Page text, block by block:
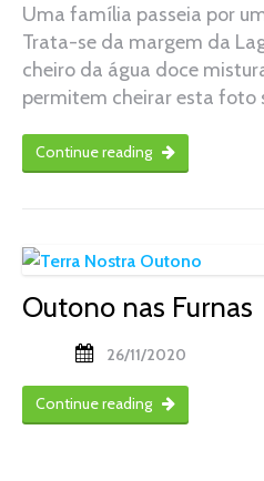
Uma família passeia por
Trata-se da margem da
cheiro da água doce
permitem cheirar esta foto
Continue reading
Outono nas Furnas
26/11/2020
Continue reading